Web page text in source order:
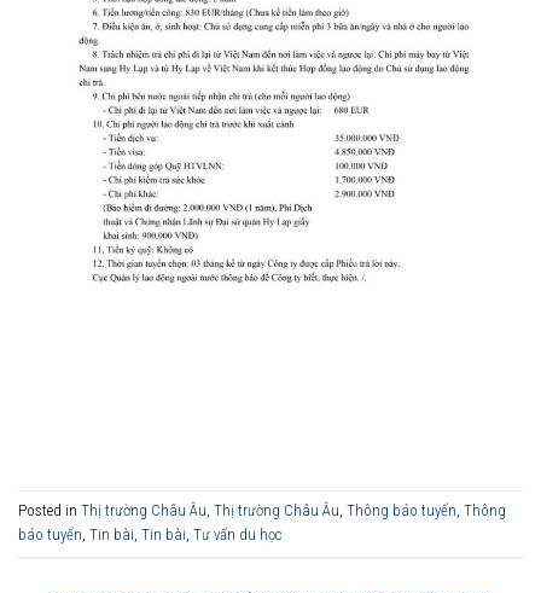
Posted in Thị trường Châu Âu, Thị trường Châu Âu, Thông báo tuyển, Thông
báo tuyển, Tin bài, Tin bài, Tư vấn du học